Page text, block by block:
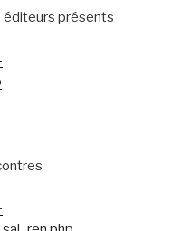
éditeurs présents